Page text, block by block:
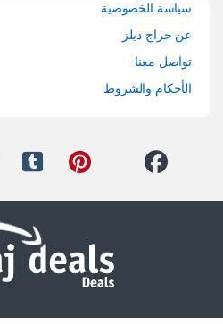
سياسة الخصوصية
عن حراج ديلز
تواصل معنا
الأحكام والشروط